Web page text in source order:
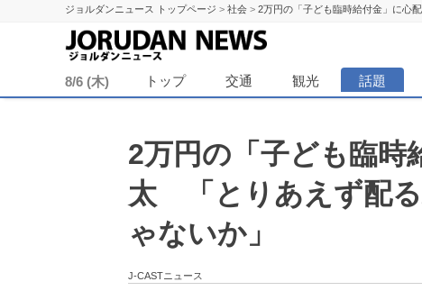
ジョルダンニュース トップページ > 社会 > 2万円の「子ども臨時給付金」に心
8/6 (木) トップ 交通 観光 話題
2万円の「子ども臨時
太 「とりあえず配
ゃないか」
J-CASTニュース